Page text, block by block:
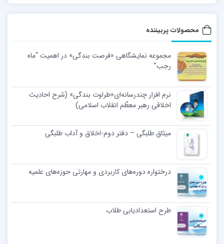
محصولات پربیننده
مجموعه نمایشگاهی «فرصت بندگی» در اهمیت “ماه
رجب”
نرم افزار چندرسانه‌ای«طراوت بندگی» (شرح احادیث
اخلاقی رهبر معظّم انقلاب اسلامی)
میثاق طلبگی – دفتر دوم-اخلاق و آداب طلبگی
درختواره دوره‌های کاربردی و مهارتی حوزه‌های علمیه
طرح استعدادیابی طلاب